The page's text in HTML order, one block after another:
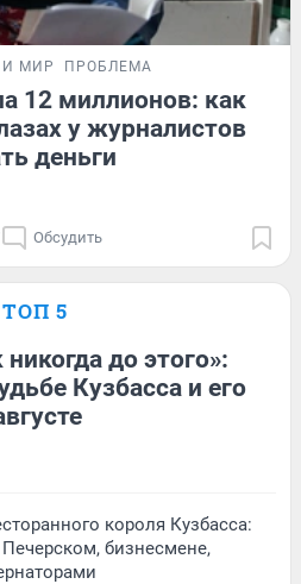
И МИР ПРОБЛЕМА
12 миллионов: как
у журналистов
деньги
Обсудить
ТОП 5
до этого»:
Кузбасса и его
короля Кузбасса:
бизнесмене,